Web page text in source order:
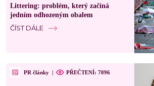
Littering: problém, který začíná
jedním odhozeným obalem
ČÍST DÁLE
PR články | PŘEČTENÍ: 7096